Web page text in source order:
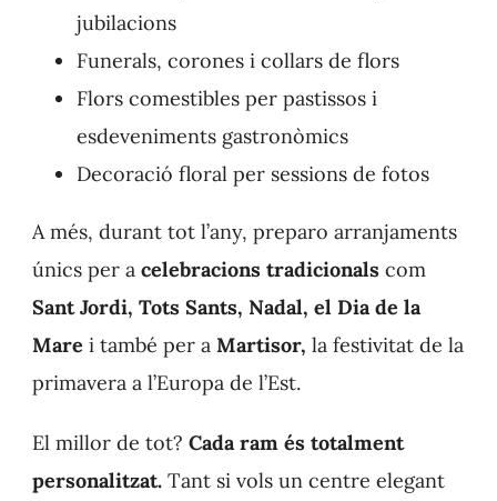
jubilacions
Funerals, corones i collars de flors
Flors comestibles per pastissos i
esdeveniments gastronòmics
Decoració floral per sessions de fotos
A més, durant tot l’any, preparo arranjaments
únics per a celebracions tradicionalscom
Sant Jordi, Tots Sants, Nadal, el Dia de la
Mare i també per a Martisor, la festivitat de la
primavera a l’Europa de l’Est.
El millor de tot? Cada ram és totalment
personalitzat. Tant si vols un centre elegant